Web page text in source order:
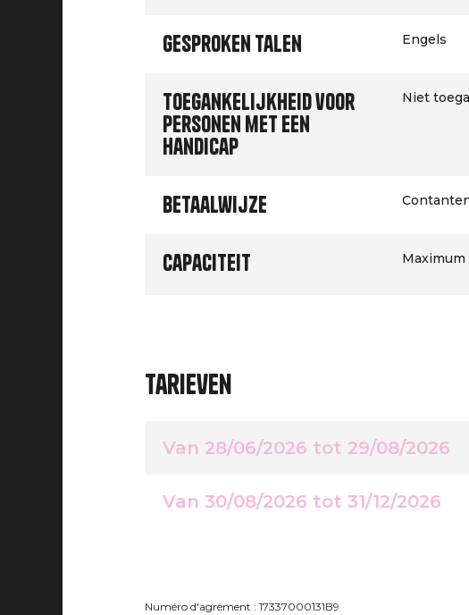
Gesproken talen Engels
Toegankelijkheid voor
personen met een
handicap
Niet
Betaalwijze
Capaciteit Maximum
Tarieven
Van 28/06/2026 tot 29/08/2026
Van 30/08/2026 tot 31/12/2026
Numéro d'agrément : 17337000131B9